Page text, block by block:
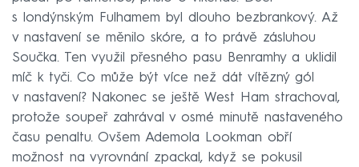
s londýnským Fulhamem byl dlouho bezbrankový. Až
v nastavení se měnilo skóre, a to právě zásluhou
Součka. Ten využil přesného pasu Benramhy a uklidil
míč k tyči. Co může být více než dát vítězný gól
v nastavení? Nakonec se ještě West Ham strachoval,
protože soupeř zahrával v osmé minutě nastaveného
času penaltu. Ovšem Ademola Lookman obří
možnost na vyrovnání zpackal, když se pokusil